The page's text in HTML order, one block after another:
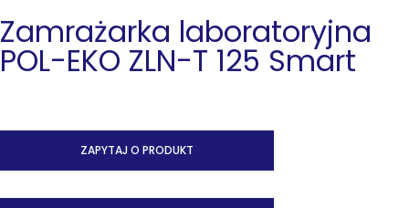
Zamrażarka laboratoryjna
POL-EKO ZLN-T 125 Smart
ZAPYTAJ O PRODUKT